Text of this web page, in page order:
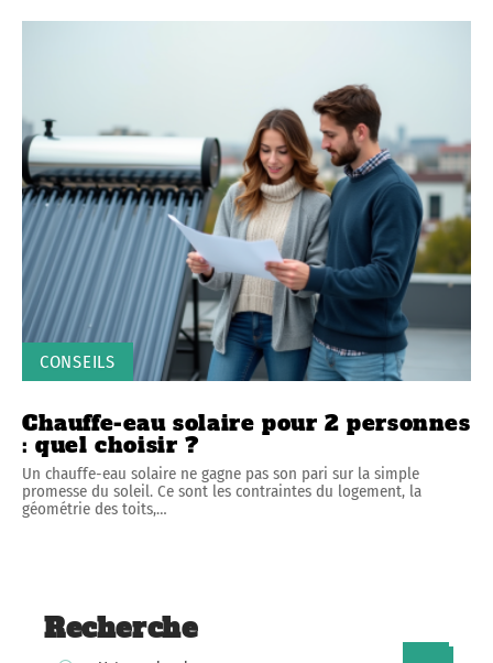
CONSEILS
Chauffe-eau solaire pour 2 personnes
: quel choisir ?
Un chauffe-eau solaire ne gagne pas son pari sur la simple
promesse du soleil. Ce sont les contraintes du logement, la
géométrie des toits,…
Recherche